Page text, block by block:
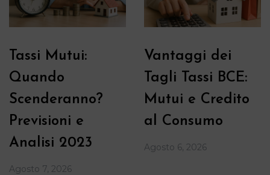
Tassi Mutui:
Quando
Scenderanno?
Previsioni e
Analisi 2023
Agosto 7, 2026
Vantaggi dei
Tagli Tassi BCE:
Mutui e Credito
al Consumo
Agosto 6, 2026